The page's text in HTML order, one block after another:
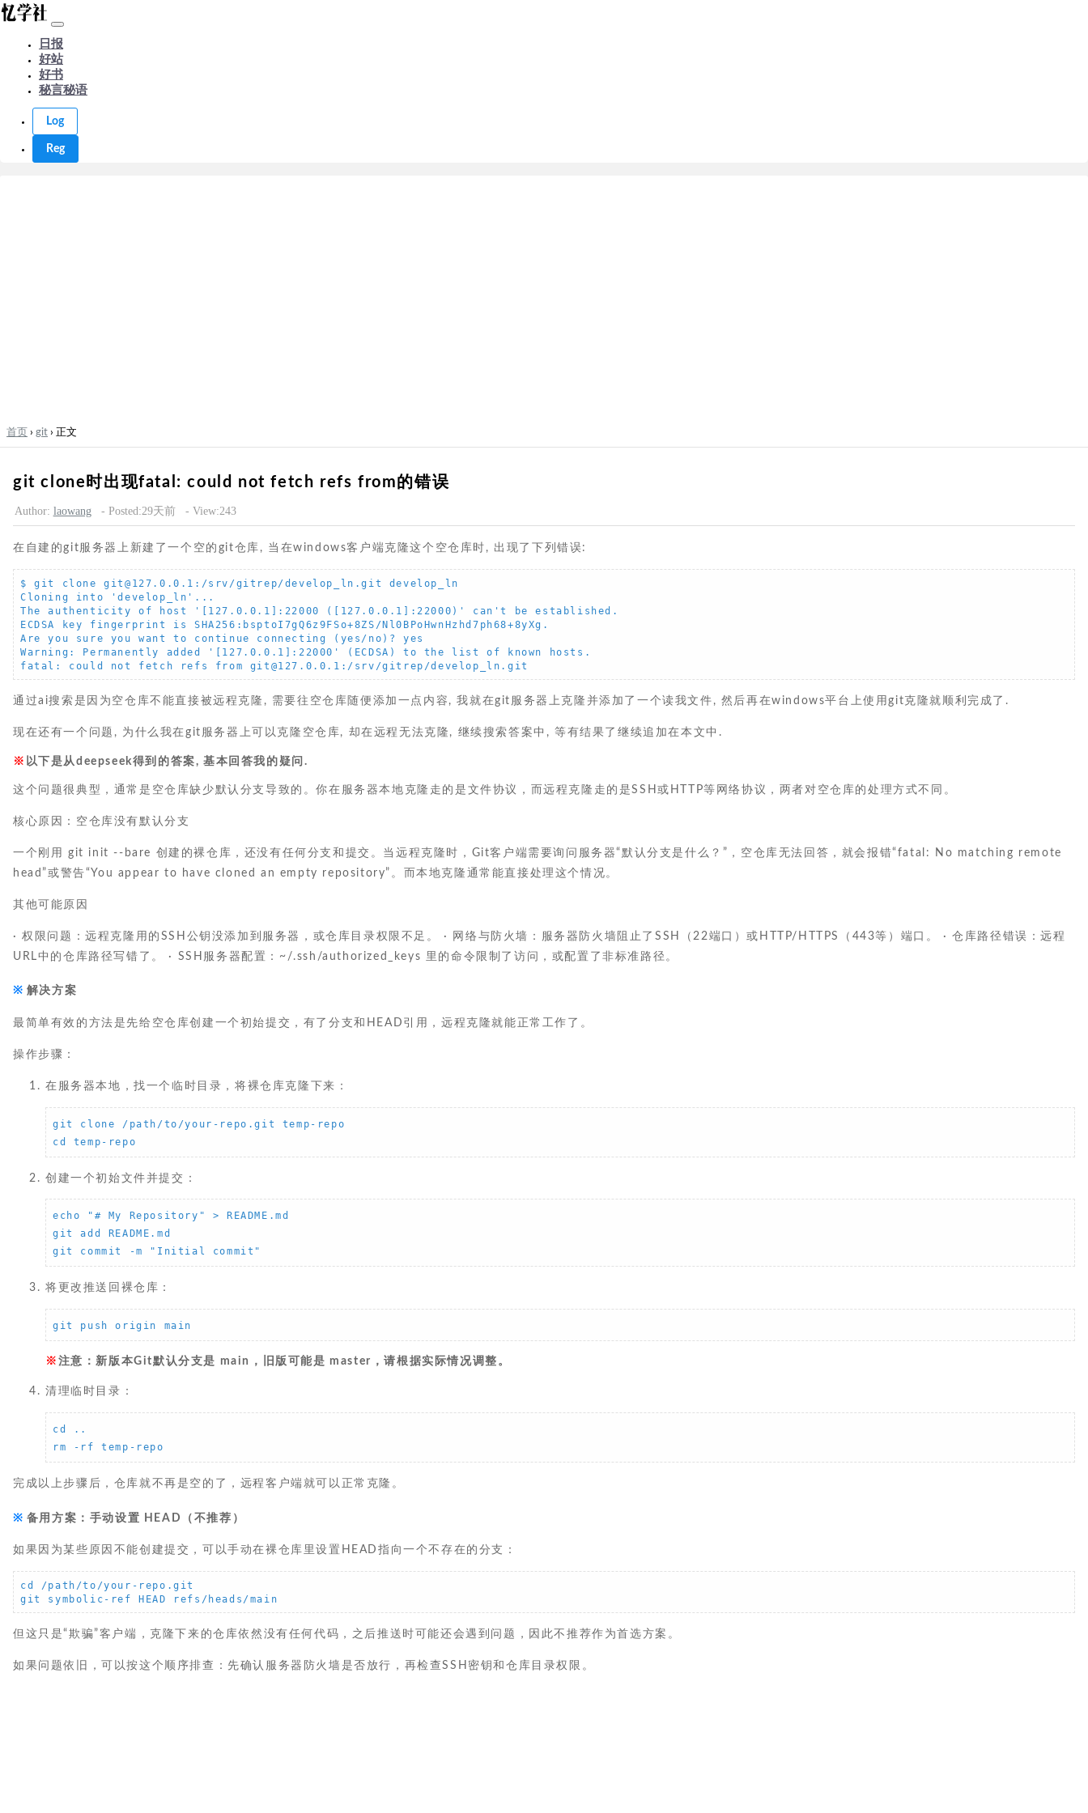
日报
好站
好书
秘言秘语
Log
Reg
首页 › git › 正文
git clone时出现fatal: could not fetch refs from的错误
Author: laowang - Posted:29天前 - View:243
在自建的git服务器上新建了一个空的git仓库, 当在windows客户端克隆这个空仓库时, 出现了下列错误:
$ git clone git@127.0.0.1:/srv/gitrep/develop_ln.git develop_ln
Cloning into 'develop_ln'...
The authenticity of host '[127.0.0.1]:22000 ([127.0.0.1]:22000)' can't be established.
ECDSA key fingerprint is SHA256:bsptoI7gQ6z9FSo+8ZS/Nl0BPoHwnHzhd7ph68+8yXg.
Are you sure you want to continue connecting (yes/no)? yes
Warning: Permanently added '[127.0.0.1]:22000' (ECDSA) to the list of known hosts.
fatal: could not fetch refs from git@127.0.0.1:/srv/gitrep/develop_ln.git
通过ai搜索是因为空仓库不能直接被远程克隆, 需要往空仓库随便添加一点内容, 我就在git服务器上克隆并添加了一个读我文件, 然后再在windows平台上使用git克隆就顺利完成了.
现在还有一个问题, 为什么我在git服务器上可以克隆空仓库, 却在远程无法克隆, 继续搜索答案中, 等有结果了继续追加在本文中.
以下是从deepseek得到的答案, 基本回答我的疑问.
这个问题很典型，通常是空仓库缺少默认分支导致的。你在服务器本地克隆走的是文件协议，而远程克隆走的是SSH或HTTP等网络协议，两者对空仓库的处理方式不同。
核心原因：空仓库没有默认分支
一个刚用 git init --bare 创建的裸仓库，还没有任何分支和提交。当远程克隆时，Git客户端需要询问服务器“默认分支是什么？”，空仓库无法回答，就会报错“fatal: No matching remote
head”或警告“You appear to have cloned an empty repository”。而本地克隆通常能直接处理这个情况。
其他可能原因
· 权限问题：远程克隆用的SSH公钥没添加到服务器，或仓库目录权限不足。 · 网络与防火墙：服务器防火墙阻止了SSH（22端口）或HTTP/HTTPS（443等）端口。 · 仓库路径错误：远程
URL中的仓库路径写错了。 · SSH服务器配置：~/.ssh/authorized_keys 里的命令限制了访问，或配置了非标准路径。
解决方案
最简单有效的方法是先给空仓库创建一个初始提交，有了分支和HEAD引用，远程克隆就能正常工作了。
操作步骤：
在服务器本地，找一个临时目录，将裸仓库克隆下来：
git clone /path/to/your-repo.git temp-repo
cd temp-repo
创建一个初始文件并提交：
echo "# My Repository" > README.md
git add README.md
git commit -m "Initial commit"
将更改推送回裸仓库：
git push origin main
注意：新版本Git默认分支是 main，旧版可能是 master，请根据实际情况调整。
清理临时目录：
cd ..
rm -rf temp-repo
完成以上步骤后，仓库就不再是空的了，远程客户端就可以正常克隆。
备用方案：手动设置 HEAD（不推荐）
如果因为某些原因不能创建提交，可以手动在裸仓库里设置HEAD指向一个不存在的分支：
cd /path/to/your-repo.git
git symbolic-ref HEAD refs/heads/main
但这只是“欺骗”客户端，克隆下来的仓库依然没有任何代码，之后推送时可能还会遇到问题，因此不推荐作为首选方案。
如果问题依旧，可以按这个顺序排查：先确认服务器防火墙是否放行，再检查SSH密钥和仓库目录权限。